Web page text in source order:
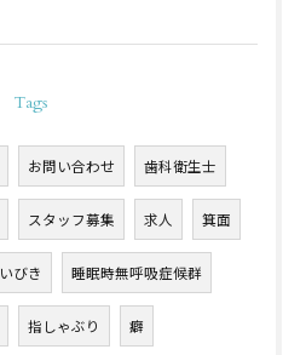
Tags
お問い合わせ 歯科衛生士
スタッフ募集 求人 箕面
いびき 睡眠時無呼吸症候群
指しゃぶり 癖